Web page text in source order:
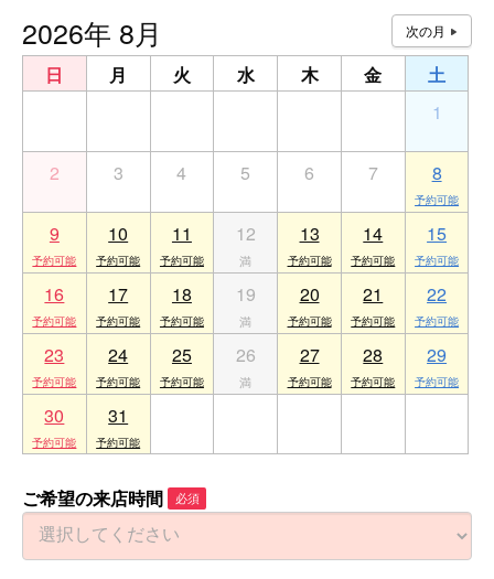
2026年 8月
日 月 火 水 木 金
土
1
2 3 4 5 6 7 8
9 10 11 12 13 14 15
16 17 18 19 20 21 22
23 24 25 26 27 28 29
30 31
ご希望の来店時間 必須